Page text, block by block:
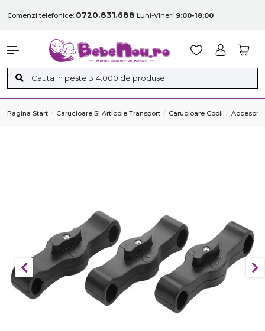
Comenzi telefonice: 0720.831.688 Luni-Vineri 9:00-18:00
Pagina Start Carucioare Si Articole Transport Carucioare Copii Accesorii